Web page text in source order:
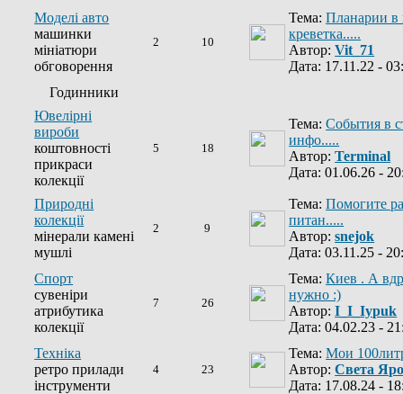
Моделі авто
машинки
мініатюри
обговорення
2 10
Тема:Планарии в
креветка.....
Автор:Vit_71
Дата: 17.11.22 -
Годинники
Ювелірні
вироби
коштовності
прикраси
колекції
5 18
Тема:События в
инфо.....
Автор:Terminal
Дата: 01.06.26 -
Природні
колекції
мінерали камені
мушлі
2 9
Тема:Помогите
питан.....
Автор:snejok
Дата: 03.11.25 -
Спорт
сувеніри
атрибутика
колекції
7 26
Тема:Киев . А
нужно :)
Автор:I_I_Iypuk
Дата: 04.02.23 -
Техніка
ретро прилади
інструменти
4 23
Тема:Мои
Автор:Света
Дата: 17.08.24 -